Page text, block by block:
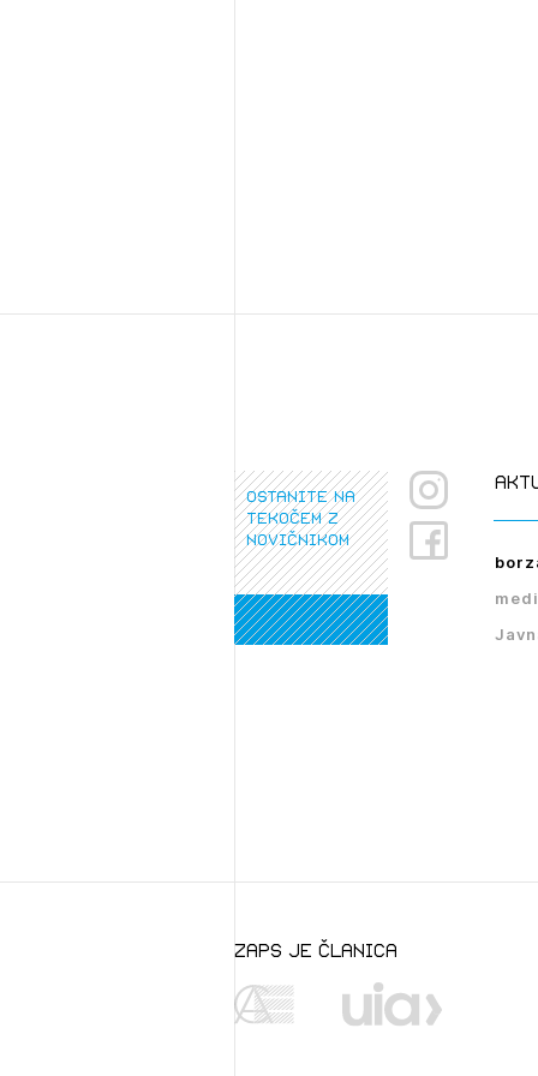
ostanite na
tekočem z
novičnikom
zaps je članica